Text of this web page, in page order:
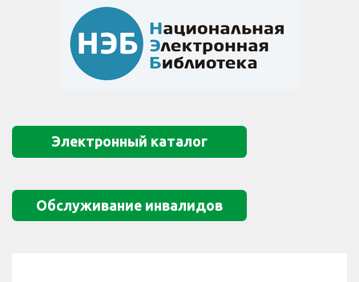
Электронный каталог
Обслуживание инвалидов